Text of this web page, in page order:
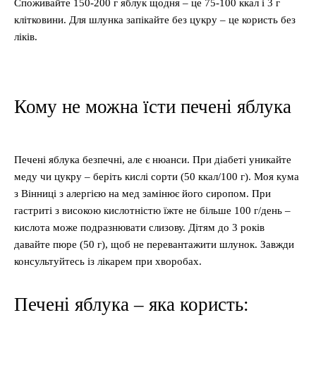
Споживайте 150-200 г яблук щодня – це 75-100 ккал і 3 г
клітковини. Для шлунка запікайте без цукру – це користь без
ліків.
Кому не можна їсти печені яблука
Печені яблука безпечні, але є нюанси. При діабеті уникайте
меду чи цукру – беріть кислі сорти (50 ккал/100 г). Моя кума
з Вінниці з алергією на мед замінює його сиропом. При
гастриті з високою кислотністю їжте не більше 100 г/день –
кислота може подразнювати слизову. Дітям до 3 років
давайте пюре (50 г), щоб не перевантажити шлунок. Завжди
консультуйтесь із лікарем при хворобах.
Печені яблука – яка користь: